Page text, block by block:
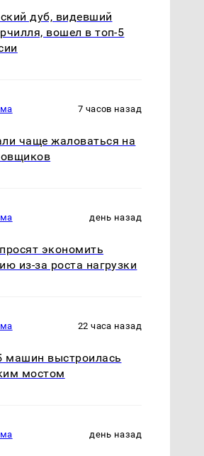
дуб, видевший
вошел в топ-5
7 часов назад
чаще жаловаться на
день назад
экономить
из-за роста нагрузки
22 часа назад
машин выстроилась
мостом
день назад